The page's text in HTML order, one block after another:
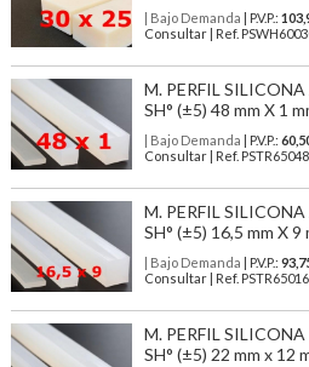
| Bajo Demanda | P.V.P.:
Consultar | Ref.
M. PERFIL
SH° (±5) 48 mm X 1
| Bajo Demanda | P.V.P.:
Consultar | Ref.
M. PERFIL
SH° (±5) 16,5 mm X 9
| Bajo Demanda | P.V.P.:
Consultar | Ref.
M. PERFIL
SH° (±5) 22 mm x 12